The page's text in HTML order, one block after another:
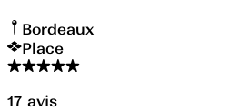
Bordeaux
Place
17 avis